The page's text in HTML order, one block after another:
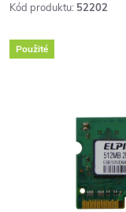
Kód produktu: 52202
Použité